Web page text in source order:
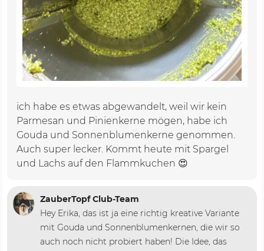
ich habe es etwas abgewandelt, weil wir kein
Parmesan und Pinienkerne mögen, habe ich
Gouda und Sonnenblumenkerne genommen.
Auch super lecker. Kommt heute mit Spargel
und Lachs auf den Flammkuchen 😍
ZauberTopf Club-Team
Hey Erika, das ist ja eine richtig kreative Variante
mit Gouda und Sonnenblumenkernen, die wir so
auch noch nicht probiert haben! Die Idee, das